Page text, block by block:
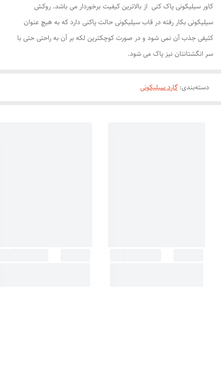
کاور سیلیکونی پاک کنی از بالاترین کیفیت برخوردار می باشد. روکش
سیلیکونی بکار رفته در قاب سیلیکونی حالت پاکنی دارد که به هیچ عنوان
کثیفی جذب آن نمی شود و در صورت کوچکترین لکه بر آن به راحتی حتی با
سر انگشتانتان نیز پاک می شود.
دسته‌بندی: گارد سیلیکونی